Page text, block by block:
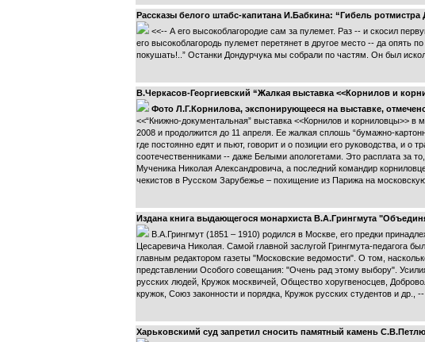
Рассказы белого штабс-капитана И.Бабкина: “Гибель ротмистра
<<-- А его высокоблагородие сам за пулемет. Раз -- и скосил
его высокоблагородь пулемет перетянет в другое место -- да опять
покушать!..” Останки Дондурчука мы собрали по частям. Он был
В.Черкасов-Георгиевский “Жалкая выставка <<Корнилов и
Фото Л.Г.Корнилова, экспонирующееся на выставке,
<<“Книжно-документальная” выставка <<Корнилов и
2008 и продолжится до 11 апреля. Ее жалкая сплошь “бумажно-
где постоянно едят и пьют, говорит и о позиции его руководства, и о
соотечественниками -- даже Белыми апологетами. Это расплата за
Мученика Николая Александровича, а последний командир
чекистов в Русском Зарубежье – похищение из Парижа на
Издана книга выдающегося монархиста В.А.Грингмута
В.А.Грингмут (1851 – 1910) родился в Москве, его предки
Цесаревича Николая. Самой главной заслугой Грингмута-педагога
главным редактором газеты "Московские ведомости". О том,
представлении Особого совещания: "Очень рад этому выбору".
русских людей, Кружок москвичей, Общество хоругвеносцев,
кружок, Союз законности и порядка, Кружок русских студентов и
Харьковскимй суд запретил сносить памятный камень